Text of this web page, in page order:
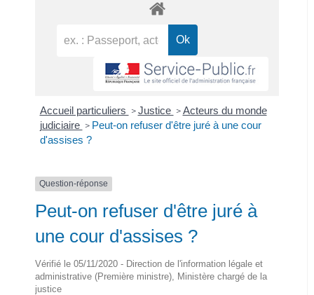
Accueil particuliers > Justice > Acteurs du monde
judiciaire > Peut-on refuser d'être juré à une cour
d'assises ?
Question-réponse
Peut-on refuser d'être juré à
une cour d'assises ?
Vérifié le 05/11/2020 - Direction de l'information légale et
administrative (Première ministre), Ministère chargé de la
justice